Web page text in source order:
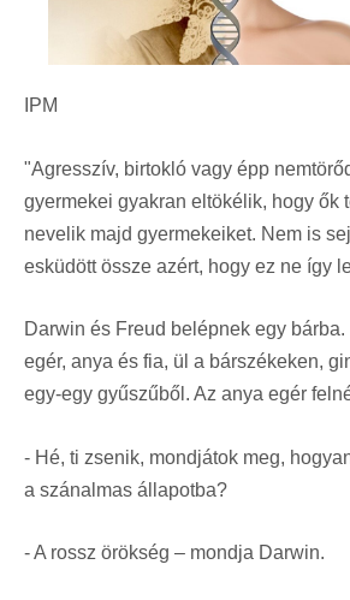
IPM
"Agresszív, birtokló vagy épp
gyermekei gyakran eltökélik, hogy ők
nevelik majd gyermekeiket. Nem is
esküdött össze azért, hogy ez ne így
Darwin és Freud belépnek egy
egér, anya és fia, ül a bárszékeken,
egy-egy gyűszűből. Az anya egér
- Hé, ti zsenik, mondjátok meg,
a szánalmas állapotba?
- A rossz örökség – mondja Darwin.